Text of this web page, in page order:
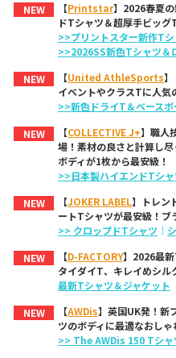
NEW
【Printstar】2026春夏
ドTシャツ＆超厚手ビッグ
>>プリントスター新作Tシ
>>2026SS新色Tシャツ＆
NEW
【United AthleSports】
イベントやクラスTに人気
>>新色ドライT＆ベースボ
NEW
【COLLECTIVE J+】職人
場！素材の良さと計算し
ボディが1枚から最安級！
>>日本製ハイエンドTシャ
NEW
【JOKER LABEL】トレン
ートTシャツが最安級！ブ
>> クロップドTシャツ ｜
NEW
【D-FACTORY】2026最
タイダイT、キレイめシル
最新Tシャツ＆ジャケット
NEW
【AWDis】英国UK発！新
ツのボディに最適なおしゃ
>> The AWDis 150 Tシャ